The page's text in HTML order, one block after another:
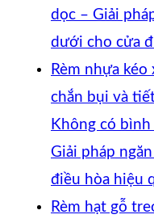
dọc – Giải
dưới cho cửa
Rèm nhựa kéo
chắn bụi và
Không có bình
Giải pháp
điều hòa hiệu
Rèm hạt gỗ